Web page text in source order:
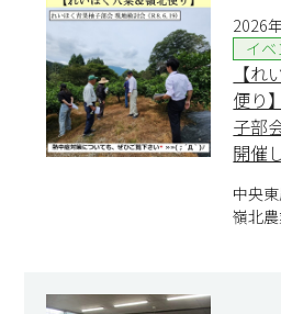
2026
イベ
【
便り
子部
開催
中央
嶺北